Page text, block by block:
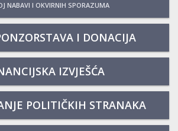
NABAVI I OKVIRNIH SPORAZUMA
I DONACIJA
IZVJEŠĆA
POLITIČKIH STRANAKA